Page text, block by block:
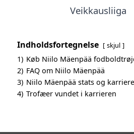
Veikkausliiga
Indholdsfortegnelse skjul
1) Køb Niilo Mäenpää
2) FAQ om Niilo Mäenpää
3) Niilo Mäenpää stats og karriere
4) Trofæer vundet i karrieren